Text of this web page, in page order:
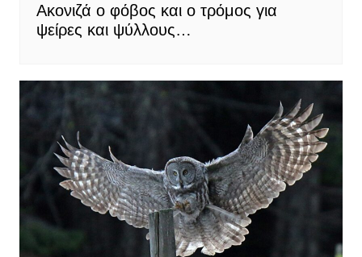
Ακονιζά ο φόβος και ο τρόμος για
ψείρες και ψύλλους…